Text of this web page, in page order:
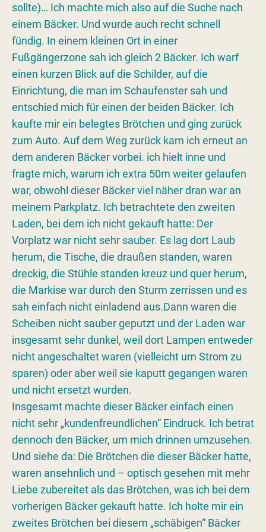
sollte)… Ich machte mich also auf die Suche nach
einem Bäcker. Und wurde auch recht schnell
fündig. In einem kleinen Ort in einer
Fußgängerzone sah ich gleich 2 Bäcker. Ich warf
einen kurzen Blick auf die Schilder, auf die
Einrichtung, die man im Schaufenster sah und
entschied mich für einen der beiden Bäcker. Ich
kaufte mir ein belegtes Brötchen und ging zurück
zum Auto. Auf dem Weg zurück kam ich erneut an
dem anderen Bäcker vorbei. ich hielt inne und
fragte mich, warum ich extra 50m weiter gelaufen
war, obwohl dieser Bäcker viel näher dran war an
meinem Parkplatz. Ich betrachtete den zweiten
Laden, bei dem ich nicht gekauft hatte: Der
Vorplatz war nicht sehr sauber. Es lag dort Laub
herum, die Tische, die draußen standen, waren
dreckig, die Stühle standen kreuz und quer herum,
die Markise war durch den Sturm zerrissen und es
sah einfach nicht einladend aus.Dann waren die
Scheiben nicht sauber geputzt und der Laden war
insgesamt sehr dunkel, weil dort Lampen entweder
nicht angeschaltet waren (vielleicht um Strom zu
sparen) oder aber weil sie kaputt gegangen waren
und nicht ersetzt wurden.
Insgesamt machte dieser Bäcker einfach einen
nicht sehr „kundenfreundlichen“ Eindruck. Ich betrat
dennoch den Bäcker, um mich drinnen umzusehen.
Und siehe da: Die Brötchen die dieser Bäcker hatte,
waren ansehnlich und – optisch gesehen mit mehr
Liebe zubereitet als das Brötchen, was ich bei dem
vorherigen Bäcker gekauft hatte. Ich holte mir ein
zweites Brötchen bei diesem „schäbigen“ Bäcker